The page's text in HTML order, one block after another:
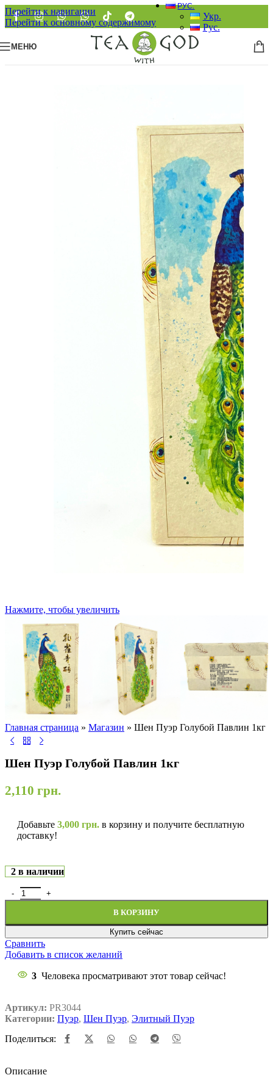
Перейти к навигации
Перейти к основному содержимому
РУС.
Укр.
Рус.
МЕНЮ
Нажмите, чтобы увеличить
Главная страница » Магазин » Шен Пуэр Голубой Павлин 1кг
Шен Пуэр Голубой Павлин 1кг
2,110 грн.
Добавьте 3,000 грн. в корзину и получите бесплатную
доставку!
2 в наличии
В КОРЗИНУ
Купить сейчас
Сравнить
Добавить в список желаний
3 Человека просматривают этот товар сейчас!
Артикул: PR3044
Категории: Пуэр, Шен Пуэр, Элитный Пуэр
Поделиться:
Описание